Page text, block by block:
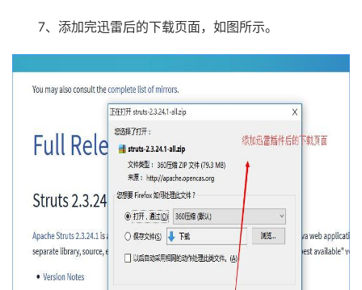
7、添加完迅雷后的下载页面，如图所示。